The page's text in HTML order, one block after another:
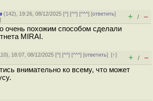
(142), 19:26, 08/12/2025 [^] [^^] [^^^] [ответить]
] + / –
очень похожим способом сделали
MIRAI.
), 18:07, 08/12/2025 [^] [^^] [^^^] [ответить][↑]
+ / –
внимательно ко всему, что может